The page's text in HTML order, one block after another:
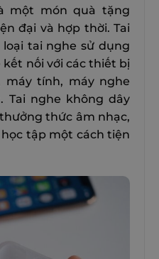
một món quà tặng
đại và hợp thời. Tai
tai nghe sử dụng
nối với các thiết bị
tính, máy nghe
Tai nghe không dây
thức âm nhạc,
tập một cách tiện